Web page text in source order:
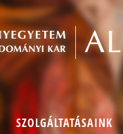
SZOLGÁLTATÁSAINK